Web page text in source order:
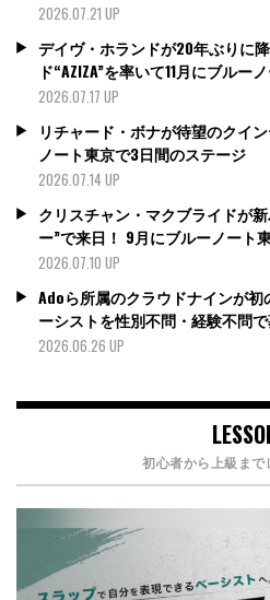
2026.07.21 UP
デイヴ・ホランドが20年ぶりに
ド“AZIZA”を率いて11月にブルー
2026.07.17 UP
リチャード・ボナが待望のクイ
ノート東京で3日間のステージ
2026.07.14 UP
クリスチャン・マクブライドが
ー”で来日！ 9月にブルーノート
2026.07.10 UP
Adoら所属のクラウドナインが
ーシストを性別不問・経験不問
2026.06.26 UP
初心者から上級まで